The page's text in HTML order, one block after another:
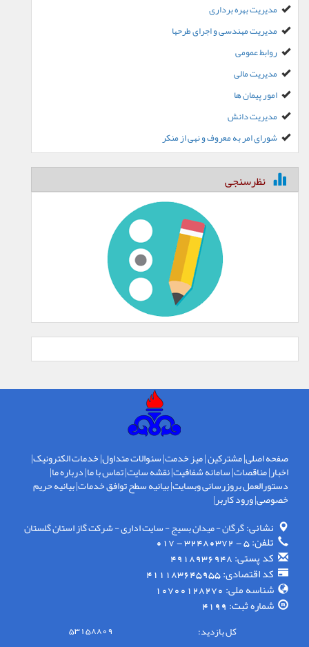
مدیریت بهره برداری
مدیریت مهندسی و اجرای طرحها
روابط عمومی
مدیریت مالی
امور پیمان ها
مدیریت دانش
شورای امر به معروف و نهی از منکر
نظرسنجی
صفحه اصلی|مشترکین|میز خدمت|سئوالات متداول|خدمات الکترونیک|
اخبار|مناقصات|سامانه شفافیت|نقشه سایت|تماس با ما|درباره ما|
دستورالعمل بروزرسانی وبسایت|بیانیه سطح توافق خدمات|بیانیه حریم
خصوصی|ورود کاربر|
نشانی:گرگان - ميدان بسيج - سايت اداری - شركت گاز استان گلستان
تلفن: 5 - 32480372 - 017
کد پستی: 4918936948
کد اقتصادی: 411183645955
شناسه ملی: 10700128270
شماره ثبت: 4199
کل بازدید: 53158809